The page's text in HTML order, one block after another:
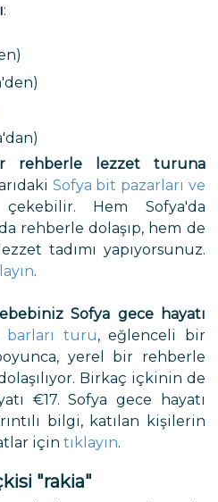
:
rehberle lezzet turuna
Sofya bit pazarları ve
Hem Sofya'da
rehberle dolaşıp, hem de
tadımı yapıyorsunuz.
.
Sofya gece hayatı
barları turu, eğlenceli bir
yerel bir rehberle
Birkaç içkinin de
€17. Sofya gece hayatı
bilgi, katılan kişilerin
için tıklayın.
"rakia"